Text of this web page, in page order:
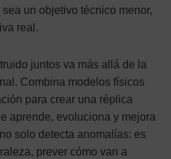
un objetivo técnico menor,
real.
juntos va más allá de la
Combina modelos físicos
para crear una réplica
aprende, evoluciona y mejora
solo detecta anomalías: es
prever cómo van a